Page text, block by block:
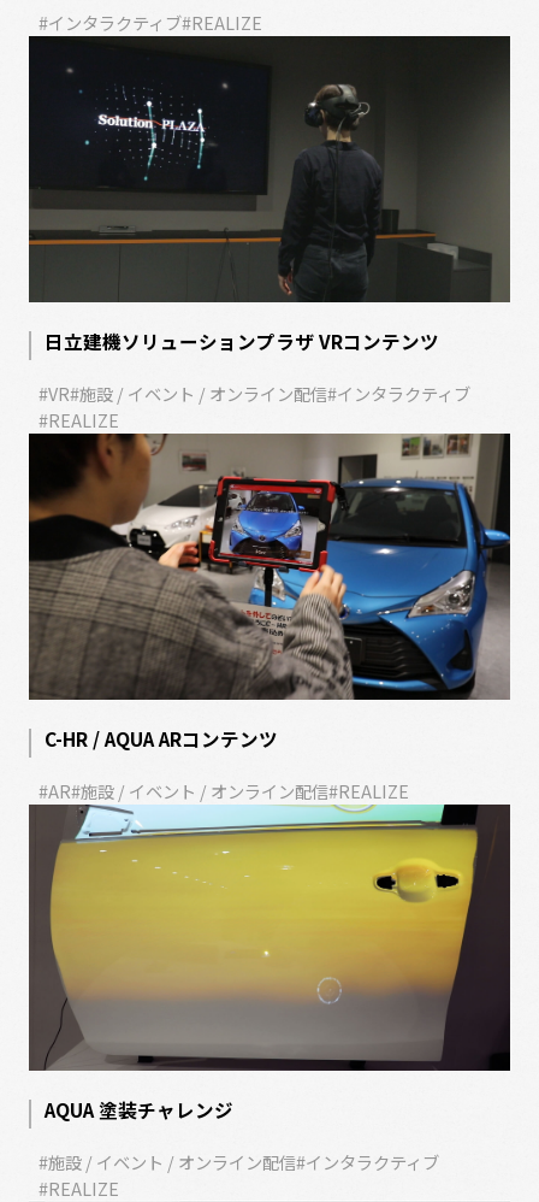
#インタラクティブ#REALIZE
日立建機ソリューションプラザ VRコンテンツ
#VR#施設 / イベント / オンライン配信#インタラクティブ
#REALIZE
C-HR / AQUA ARコンテンツ
#AR#施設 / イベント / オンライン配信#REALIZE
AQUA 塗装チャレンジ
#施設 / イベント / オンライン配信#インタラクティブ
#REALIZE